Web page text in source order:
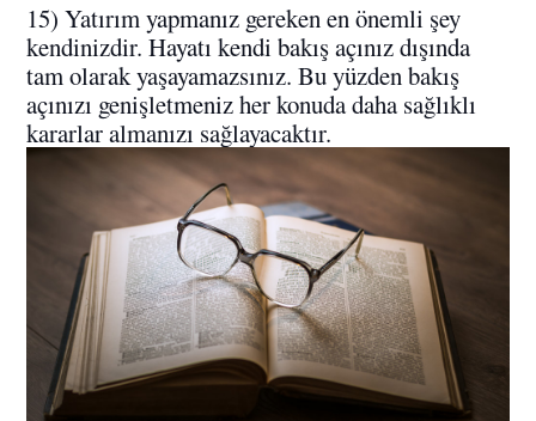
15) Yatırım yapmanız gereken en önemli şey
kendinizdir. Hayatı kendi bakış açınız dışında
tam olarak yaşayamazsınız. Bu yüzden bakış
açınızı genişletmeniz her konuda daha sağlıklı
kararlar almanızı sağlayacaktır.